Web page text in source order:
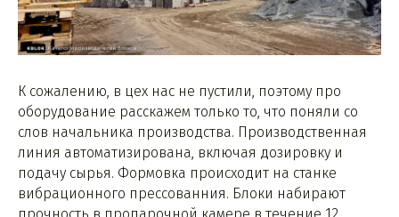
К сожалению, в цех нас не пустили, поэтому про
оборудование расскажем только то, что поняли со
слов начальника производства. Производственная
линия автоматизирована, включая дозировку и
подачу сырья. Формовка происходит на станке
вибрационного прессованния. Блоки набирают
прочность в пропарочной камере в течение 12